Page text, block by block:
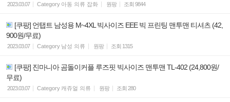
2023.03.07 Category 아동 의류 잡화 원팡 조회 9844
[쿠팡] 언탭트 남성용 M~4XL 빅사이즈 EEE 빅 프린팅 맨투맨 티셔츠 (42,
900원/무료)
2023.03.07 Category 남성 의류 원팡 조회 1315
[쿠팡] 진마니아 곰돌이커플 루즈핏 빅사이즈 맨투맨 TL-402 (24,800원/
무료)
2023.03.07 Category 캐쥬얼 의류 원팡 조회 280